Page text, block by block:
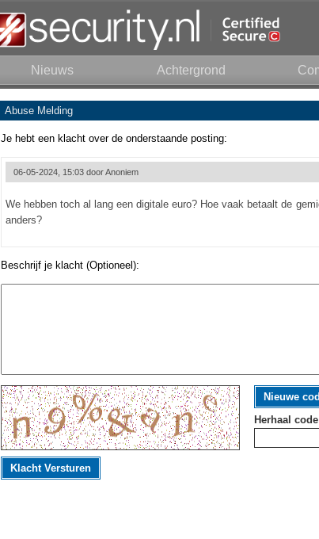
Nieuws Achtergrond
Abuse Melding
Je hebt een klacht over de onderstaande posting:
06-05-2024, 15:03 doorAnoniem
We hebben toch al lang een digitale euro? Hoe vaak betaalt de
anders?
Beschrijf je klacht (Optioneel):
Nieuwe
Herhaal
Klacht Versturen